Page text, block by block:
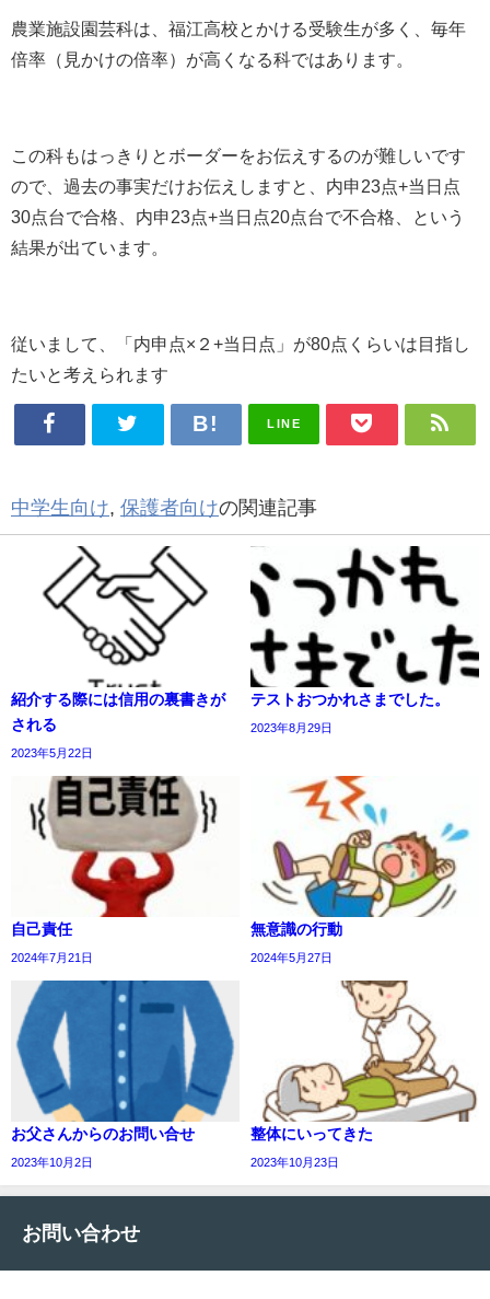
農業施設園芸科は、福江高校とかける受験生が多く、毎年
倍率（見かけの倍率）が高くなる科ではあります。
この科もはっきりとボーダーをお伝えするのが難しいです
ので、過去の事実だけお伝えしますと、内申23点+当日点
30点台で合格、内申23点+当日点20点台で不合格、という
結果が出ています。
従いまして、「内申点×２+当日点」が80点くらいは目指し
たいと考えられます
LINE
中学生向け, 保護者向けの関連記事
紹介する際には信用の裏書きが
される
2023年5月22日
テストおつかれさまでした。
2023年8月29日
自己責任
2024年7月21日
無意識の行動
2024年5月27日
お父さんからのお問い合せ
2023年10月2日
整体にいってきた
2023年10月23日
お問い合わせ